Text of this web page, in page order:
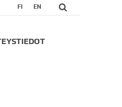
FI EN